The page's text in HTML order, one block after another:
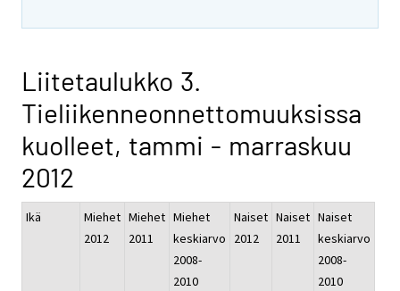
Liitetaulukko 3.
Tieliikenneonnettomuuksissa
kuolleet, tammi - marraskuu
2012
Ikä
Miehet
2012
Miehet
2011
Miehet
keskiarvo
2008-
2010
Naiset
2012
Naiset
2011
Naiset
keskiarvo
2008-
2010